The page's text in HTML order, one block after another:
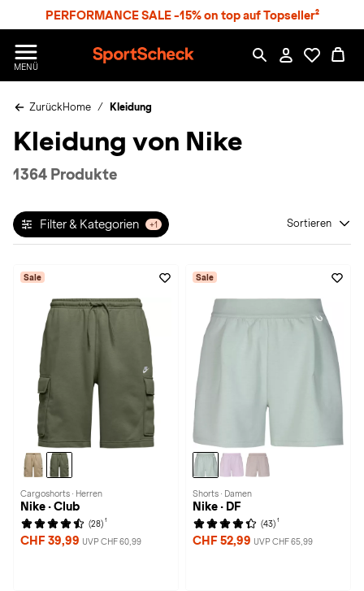
PERFORMANCE SALE -15% on top auf Topseller²
MENÜ
p
r
S
h
k
ZurückHome Kleidung
Kleidung von Nike
1364 Produkte
Filter & Kategorien +1 Sortieren
Sale
Cargoshorts · Herren
Nike · Club
(28) 1
CHF 39,99 UVP CHF 60,99
Sale
Shorts · Damen
Nike · DF
(43) 1
CHF 52,99 UVP CHF 65,99